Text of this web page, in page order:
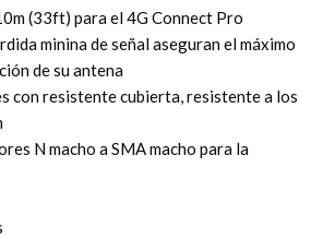
(33ft) para el 4G Connect Pro
minina de señal aseguran el máximo
de su antena
con resistente cubierta, resistente a los
N macho a SMA macho para la